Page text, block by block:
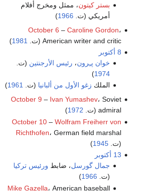
بستر كيتون، ممثل ومخرج أفلام
أمريكي (ت. 1966
)
October 6 – Caroline Gordon،
American writer and critic (ت.
1981
)
8 أكتوبر
خوان پـِرون، رئيس الأرجنتين (ت.
1974
)
الملك زغو الأول من ألبانيا (ت. 1961
)
October 9 – Ivan Yumashev، Soviet
admiral (ت.
1972
)
October 10– Wolfram Freiherr von
Richthofen، German field marshal
(ت.1945
)
13 أكتوبر
جمال گورسل، ضابط ورئيس تركيا
(ت. 1966
)
Mike Gazella، American baseball